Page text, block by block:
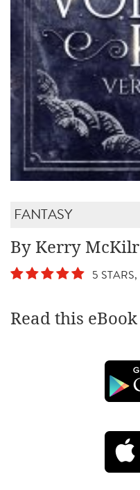
FANTASY
By Kerry
5
Read this